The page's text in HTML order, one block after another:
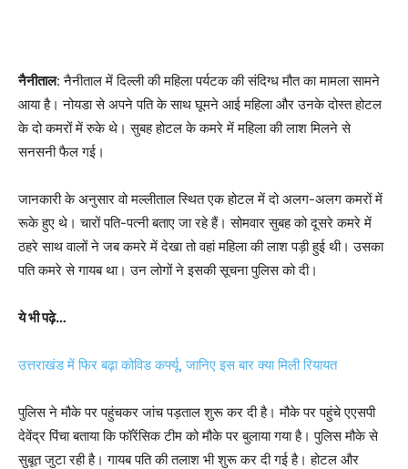
नैनीताल: नैनीताल में दिल्ली की महिला पर्यटक की संदिग्ध मौत का मामला सामने
आया है। नोयडा से अपने पति के साथ घूमने आई महिला और उनके दोस्त होटल
के दो कमरों में रुके थे। सुबह होटल के कमरे में महिला की लाश मिलने से
सनसनी फैल गई।
जानकारी के अनुसार वो मल्लीताल स्थित एक होटल में दो अलग-अलग कमरों में
रूके हुए थे। चारों पति-पत्नी बताए जा रहे हैं। सोमवार सुबह को दूसरे कमरे में
ठहरे साथ वालों ने जब कमरे में देखा तो वहां महिला की लाश पड़ी हुई थी। उसका
पति कमरे से गायब था। उन लोगों ने इसकी सूचना पुलिस को दी।
ये भी पढ़े…
उत्तराखंड में फिर बढ़ा कोविड कर्फ्यू, जानिए इस बार क्या मिली रियायत
पुलिस ने मौके पर पहुंचकर जांच पड़ताल शुरू कर दी है। मौके पर पहुंचे एएसपी
देवेंद्र पिंचा बताया कि फॉरेंसिक टीम को मौके पर बुलाया गया है। पुलिस मौके से
सुबूत जुटा रही है। गायब पति की तलाश भी शुरू कर दी गई है। होटल और